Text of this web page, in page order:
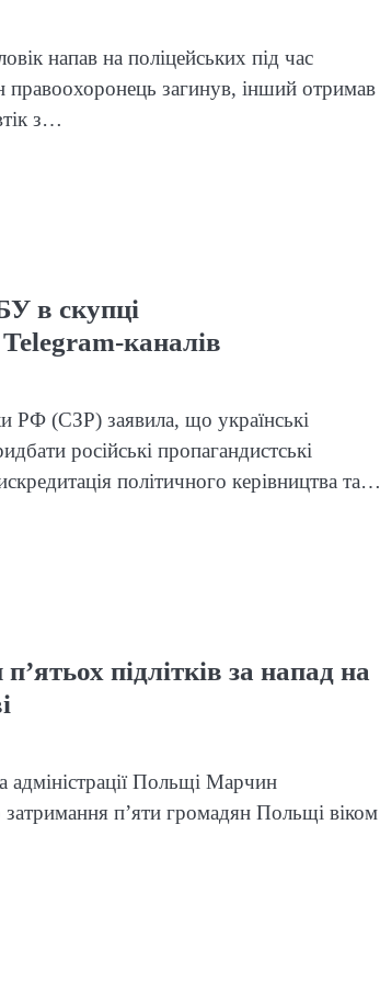
напав на поліцейських під час
правоохоронець загинув, інший отримав
з…
в скупці
каналів
РФ (СЗР) заявила, що українські
російські пропагандистські
політичного керівництва та…
підлітків за напад на
адміністрації Польщі Марчин
п’яти громадян Польщі віком